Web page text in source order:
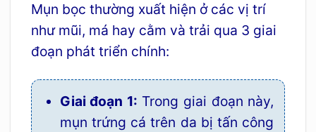
Mụn bọc thường xuất hiện ở các vị trí
như mũi, má hay cằm và trải qua 3 giai
đoạn phát triển chính:
Giai đoạn 1: Trong giai đoạn này,
mụn trứng cá trên da bị tấn công